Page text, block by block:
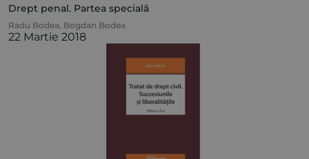
Drept penal. Partea specială
Radu Bodea, Bogdan Bodea
22 Martie 2018